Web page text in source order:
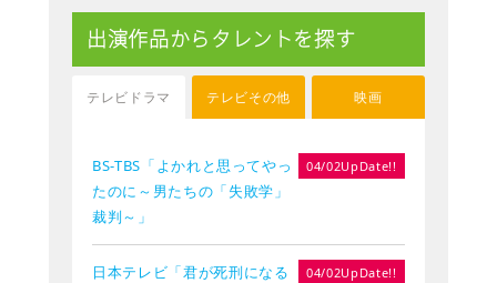
出演作品からタレントを探す
テレビドラマ テレビその他 映画
BS-TBS「よかれと思ってやっ
たのに～男たちの「失敗学」
裁判～」
04/02UpDate!!
日本テレビ「君が死刑になる
04/02UpDate!!